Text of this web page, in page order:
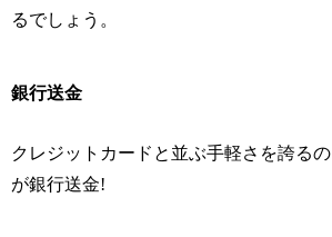
るでしょう。
銀行送金
クレジットカードと並ぶ手軽さを誇るの
が銀行送金!